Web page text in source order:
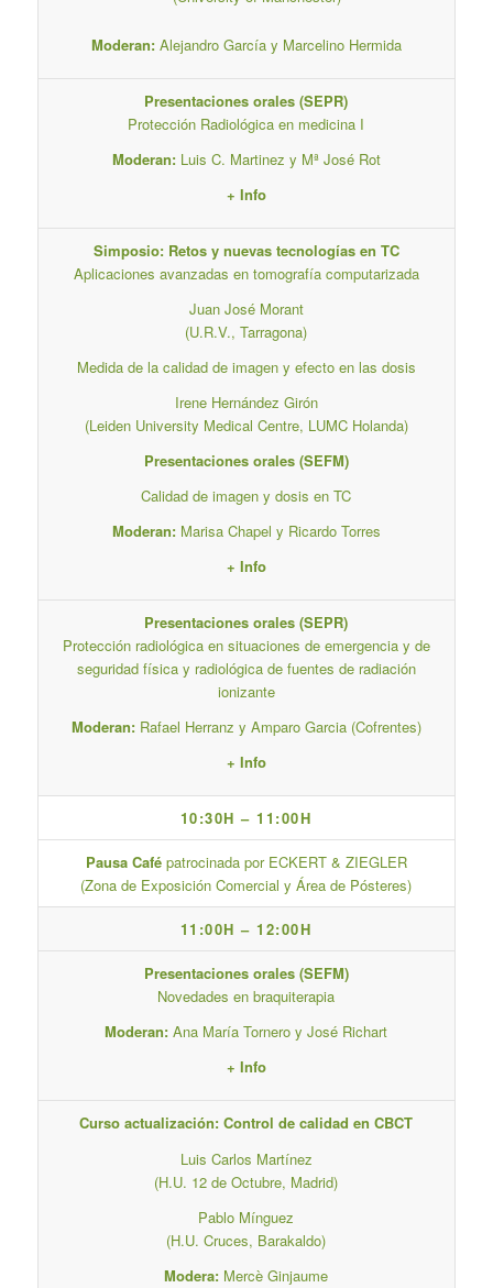
Moderan:Alejandro García y Marcelino Hermida
Presentaciones orales (SEPR)
Protección Radiológica en medicina I
Moderan:Luis C. Martinez y Mª José Rot
+ Info
Simposio: Retos y nuevas tecnologías en TC
Aplicaciones avanzadas en tomografía computarizada
Juan José Morant
(U.R.V., Tarragona)
Medida de la calidad de imagen y efecto en las dosis
Irene Hernández Girón
(Leiden University Medical Centre, LUMC Holanda)
Presentaciones orales (SEFM)
Calidad de imagen y dosis en TC
Moderan:Marisa Chapel y Ricardo Torres
+ Info
Presentaciones orales (SEPR)
Protección radiológica en situaciones de emergencia y de
seguridad física y radiológica de fuentes de radiación
ionizante
Moderan:Rafael Herranz y Amparo Garcia (Cofrentes)
+ Info
10:30H – 11:00H
Pausa Cafépatrocinada por ECKERT & ZIEGLER
(Zona de Exposición Comercial y Área de Pósteres)
11:00H – 12:00H
Presentaciones orales (SEFM)
Novedades en braquiterapia
Moderan: Ana María Tornero y José Richart
+ Info
Curso actualización: Control de calidad en CBCT
Luis Carlos Martínez
(H.U. 12 de Octubre, Madrid)
Pablo Mínguez
(H.U. Cruces, Barakaldo)
Modera: Mercè Ginjaume